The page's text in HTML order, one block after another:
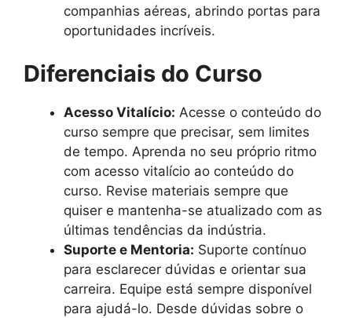
companhias aéreas, abrindo portas para
oportunidades incríveis.
Diferenciais do Curso
Acesso Vitalício: Acesse o conteúdo do
curso sempre que precisar, sem limites
de tempo. Aprenda no seu próprio ritmo
com acesso vitalício ao conteúdo do
curso. Revise materiais sempre que
quiser e mantenha-se atualizado com as
últimas tendências da indústria.
Suporte e Mentoria: Suporte contínuo
para esclarecer dúvidas e orientar sua
carreira. Equipe está sempre disponível
para ajudá-lo. Desde dúvidas sobre o